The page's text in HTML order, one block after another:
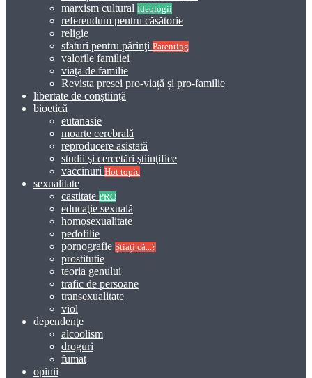
marxism cultural Ideologii
referendum pentru căsătorie
religie
sfaturi pentru părinţi Parenting
valorile familiei
viaţa de familie
Revista presei pro-viață și pro-familie
libertate de conștiință
bioetică
eutanasie
moarte cerebrală
reproducere asistată
studii şi cercetări ştiinţifice
vaccinuri Hot topic
sexualitate
castitate PRO
educaţie sexuală
homosexualitate
pedofilie
pornografie Știați că...?
prostitutie
teoria genului
trafic de persoane
transexualitate
viol
dependenţe
alcoolism
droguri
fumat
opinii